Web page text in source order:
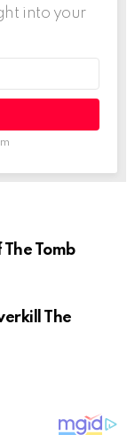
into your
Tomb
The